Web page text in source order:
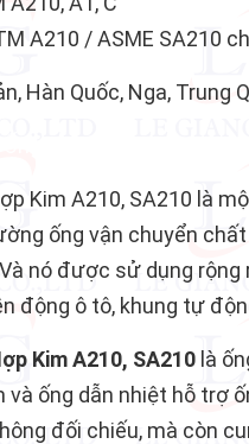
A210 / ASME SA210
Hàn Quốc, Nga, Trung
Kim A210, SA210 là
ống vận chuyển
nó được sử dụng
động ô tô, khung tự
Kim A210, SA210 là
và ống dẫn nhiệt hỗ trợ
đối chiếu, mà còn